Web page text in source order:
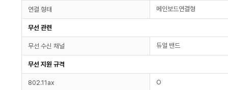
연결 형태 메인보드연결형
무선 관련
무선 수신 채널 듀얼 밴드
무선 지원 규격
802.11ax O